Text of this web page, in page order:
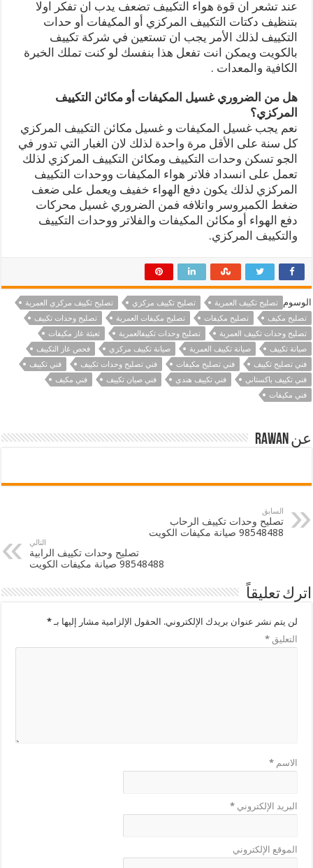
عند تشعر ان قوة هواء التكييف تضعف يدب ان تفكر اولا
بتنظيف دكتات التكييف المركزي أو المكيفات أو حدات
التكييف لذلك الأمر يجب ان تستعين في شركة تكييف
بالكويت ويمكن انت تفعل هذا بنفسك لو كنت تملك الخبرة
الكافية والمعدات .
هل من الضروري غسيل المكيفات أو مكائن التكييف
المركزي؟
نعم يجب غسيل المكيفات و غسيل مكائن التكييف المركزي
كل سنة على الأقل مرة واحدة لذلك لان الغبار التي تدور في
الجو تسكن وحدات التكييف ومكائن التكييف المركزي لذلك
تعمل على انسداد فلاتر هواء المكيفات ووحدات التكييف
المركزي لذلك يكون دفع الهواء خفيف ويعمل على ضعف
ضغط الكمبروسر واتلافه فمن الضروري غسيل محركات
دفع الهواء أو مكائن المكيفات والفلاتر ووحدات التكييف
والتكييف المركزي.
الوسوم تصليح تكييف العمرية تصليح تكييف مركزي
تصليح تكييف مركزي العمرية
تصليح مكيف
تصليح مكيفات تصليح مكيفات العمرية
تصليح وحدات تكييف
تصليح وحدات تكييف العمرية
تصليح وحدات تكييفالعمرية
تعبئة غاز مكيفات
صيانة تكييف
صيانة تكييف العمرية صيانة تكييف مركزي
فحص غاز التكييف
فني تصليح تكييف
فني تصليح مكيفات فني تصليح وحدات تكييف
فني تكييف
فني تكييف باكستاني
فني تكييف هندي فني صيان تكييف
فني مكيف
فني مكيفات
عن Rawan
السابق
تصليح وحدات تكييف الرحاب
98548488 صيانة مكيفات الكويت
التالي
تصليح وحدات تكييف الرابية
98548488 صيانة مكيفات الكويت
اترك تعليقاً
لن يتم نشر عنوان بريدك الإلكتروني. الحقول الإلزامية مشار إليها بـ*
التعليق*
الاسم*
البريد الإلكتروني*
الموقع الإلكتروني